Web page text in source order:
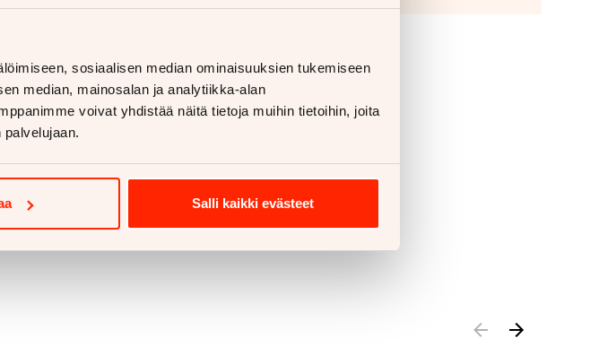
sosiaalisen median ominaisuuksien tukemiseen
median, mainosalan ja analytiikka-alan
voivat yhdistää näitä tietoja muihin tietoihin, joita
Salli kaikki evästeet